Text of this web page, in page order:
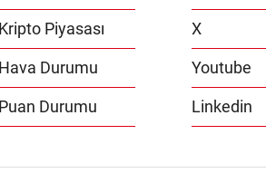
Kripto Piyasası
Hava Durumu
Puan Durumu
X
Youtube
Linkedin